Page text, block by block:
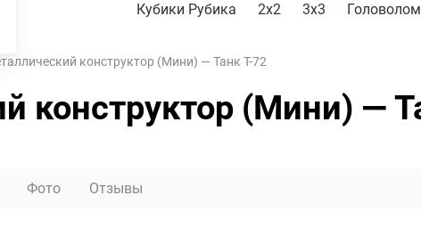
Кубики Рубика 2x2 3х3
конструктор (Мини) — Танк T-72
конструктор (Мини) —
Фото Отзывы